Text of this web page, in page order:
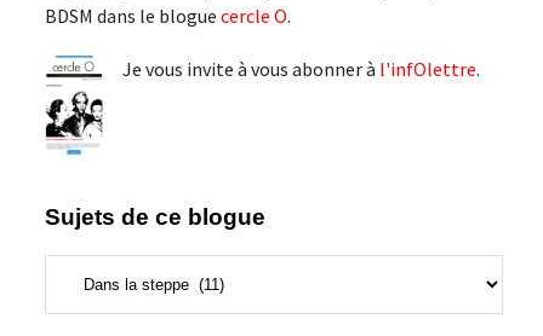
BDSM dans le blogue cercle O.
Je vous invite à vous abonner à l'infOlettre.
Sujets de ce blogue